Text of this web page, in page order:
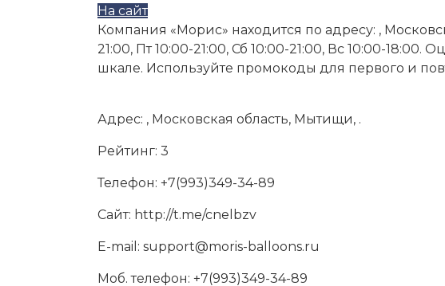
На сайт
Компания «Морис» находится по адресу: ,
21:00, Пт 10:00-21:00, Сб 10:00-21:00, Вс 10:00-18:00.
шкале. Используйте промокоды для первого и
Адрес: , Московская область, Мытищи, .
Рейтинг: 3
Телефон: +7(993)349-34-89
Сайт: http://t.me/cnelbzv
E-mail: support@moris-balloons.ru
Моб. телефон: +7(993)349-34-89